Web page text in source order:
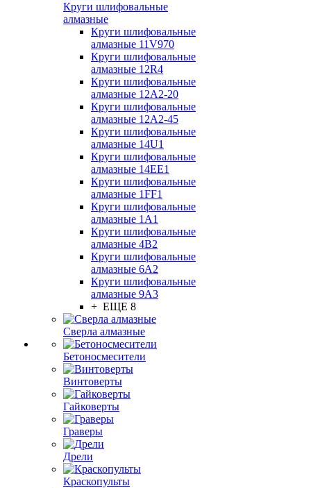
Круги шлифовальные
алмазные
Круги шлифовальные
алмазные 11V970
Круги шлифовальные
алмазные 12R4
Круги шлифовальные
алмазные 12А2-20
Круги шлифовальные
алмазные 12А2-45
Круги шлифовальные
алмазные 14U1
Круги шлифовальные
алмазные 14ЕЕ1
Круги шлифовальные
алмазные 1FF1
Круги шлифовальные
алмазные 1А1
Круги шлифовальные
алмазные 4В2
Круги шлифовальные
алмазные 6A2
Круги шлифовальные
алмазные 9А3
+ ЕЩЕ 8
Сверла алмазные
Бетоносмесители
Винтоверты
Гайковерты
Граверы
Дрели
Краскопульты